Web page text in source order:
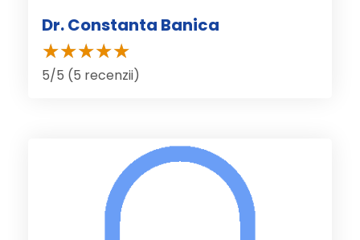
Dr. Constanta Banica
5/5 (5 recenzii)